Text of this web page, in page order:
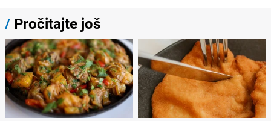
/ Pročitajte još